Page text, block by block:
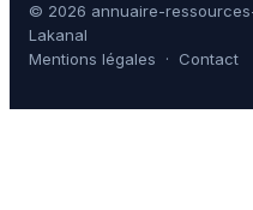
© 2026 annuaire-
Lakanal
Mentions légales · Contact